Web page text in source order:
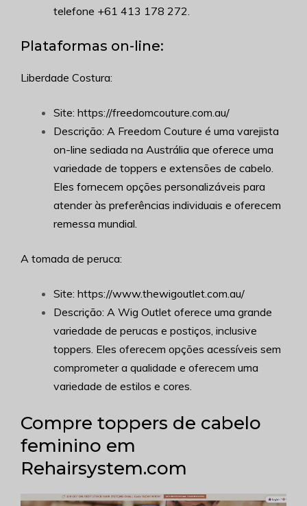
telefone +61 413 178 272
Plataformas on-line:
Liberdade Costura:
Site: https://freedomcouture.com.au/
Descrição: A Freedom Couture é uma varejista
on-line sediada na Austrália que oferece uma
variedade de toppers e extensões de cabelo.
Eles fornecem opções personalizáveis para
atender às preferências individuais e oferecem
remessa mundial.
A tomada de peruca:
Site: https://www.thewigoutlet.com.au/
Descrição: A Wig Outlet oferece uma grande
variedade de perucas e postiços, inclusive
toppers. Eles oferecem opções acessíveis sem
comprometer a qualidade e oferecem uma
variedade de estilos e cores.
Compre toppers de cabelo
feminino em
Rehairsystem.com